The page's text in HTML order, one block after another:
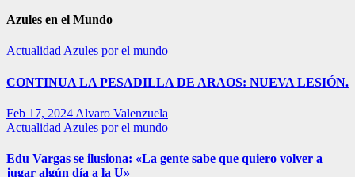
Azules en el Mundo
Actualidad Azules por el mundo
CONTINUA LA PESADILLA DE ARAOS: NUEVA LESIÓN.
Feb 17, 2024 Alvaro Valenzuela
Actualidad Azules por el mundo
Edu Vargas se ilusiona: «La gente sabe que quiero volver a
jugar algún día a la U»